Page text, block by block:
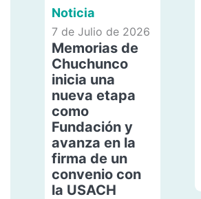
Noticia
7 de Julio de 2026
Memorias de
Chuchunco
inicia una
nueva etapa
como
Fundación y
avanza en la
firma de un
convenio con
la USACH